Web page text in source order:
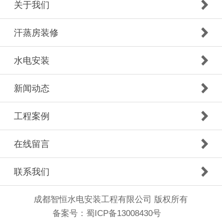
关于我们
汗蒸房装修
水电安装
新闻动态
工程案例
在线留言
联系我们
成都智恒水电安装工程有限公司 版权所有
备案号： 蜀ICP备13008430号